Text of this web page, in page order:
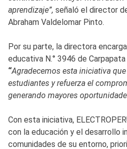
aprendizaje”, señaló el director
Abraham Valdelomar Pinto.
Por su parte, la directora
educativa N.° 3946 de Carpapata
“Agradecemos esta iniciativa
estudiantes y refuerza el
generando mayores
Con esta iniciativa,
con la educación y el desarrollo
comunidades de su entorno,